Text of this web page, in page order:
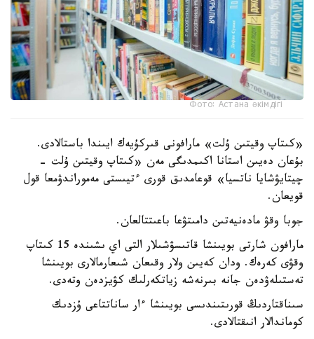
Фото: Астана әкімдігі
«كىتاپ وقيتىن ۇلت» مارافونى قىركۇيەك ايىندا باستالادى.
بۇعان دەيىن استانا اكىمدىگى مەن «كىتاپ وقيتىن ۇلت -
چيتايۋشايا ناتسيا» قوعامدىق قورى ءتيىستى مەموراندۋمعا قول
قويعان.
جوبا وقۋ مادەنيەتىن دامىتۋعا باعىتتالعان.
مارافون شارتى بويىنشا قاتىسۋشىلار التى اي ىشىندە 15 كىتاپ
وقۋى كەرەك. ودان كەيىن ولار وقىعان شىعارمالارى بويىنشا
تەستىلەۋدەن جانە بىرنەشە زياتكەرلىك كۋيزدەن وتەدى.
سىناقتاردىڭ قورىتىندىسى بويىنشا ءار ساناتتاعى ۇزدىك
كوماندالار انىقتالادى.